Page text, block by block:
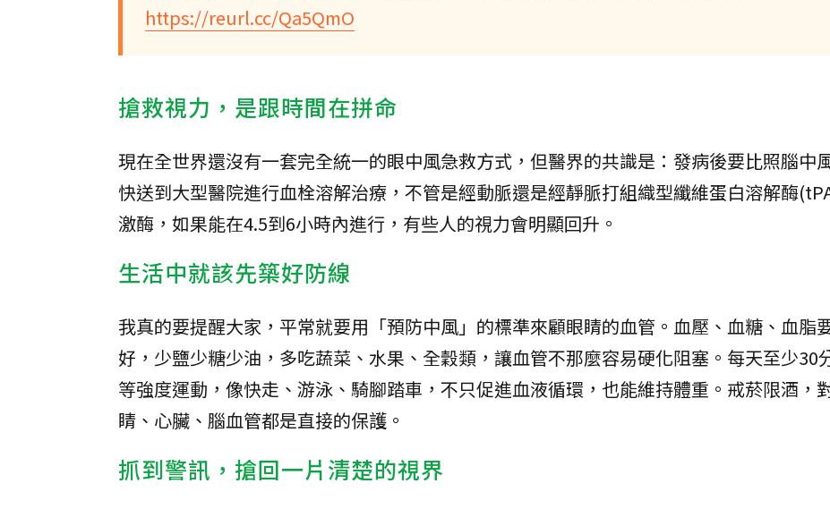
https://reurl.cc/Qa5QmO
搶救視力，是跟時間在拼命
現在全世界還沒有一套完全統一的眼中風急救方式，但醫界的共識是：發病後要比照腦中
快送到大型醫院進行血栓溶解治療，不管是經動脈還是經靜脈打組織型纖維蛋白溶解酶
激酶，如果能在4.5到6小時內進行，有些人的視力會明顯回升。
生活中就該先築好防線
我真的要提醒大家，平常就要用「預防中風」的標準來顧眼睛的血管。血壓、血糖、血脂
好，少鹽少糖少油，多吃蔬菜、水果、全穀類，讓血管不那麼容易硬化阻塞。每天至少30
等強度運動，像快走、游泳、騎腳踏車，不只促進血液循環，也能維持體重。戒菸限酒，
睛、心臟、腦血管都是直接的保護。
抓到警訊，搶回一片清楚的視界